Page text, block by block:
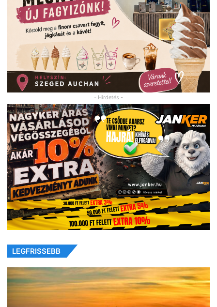
- Hirdetés -
LEGFRISSEBB